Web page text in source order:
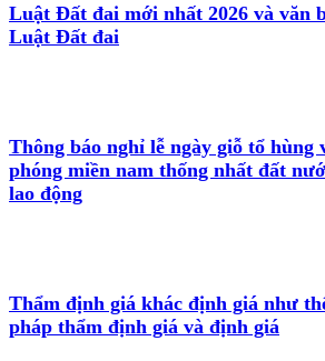
Luật Đất đai mới nhất 2026 và văn
Luật Đất đai
Thông báo nghỉ lễ ngày giỗ tổ hùng
phóng miền nam thống nhất đất
lao động
Thẩm định giá khác định giá như
pháp thẩm định giá và định giá